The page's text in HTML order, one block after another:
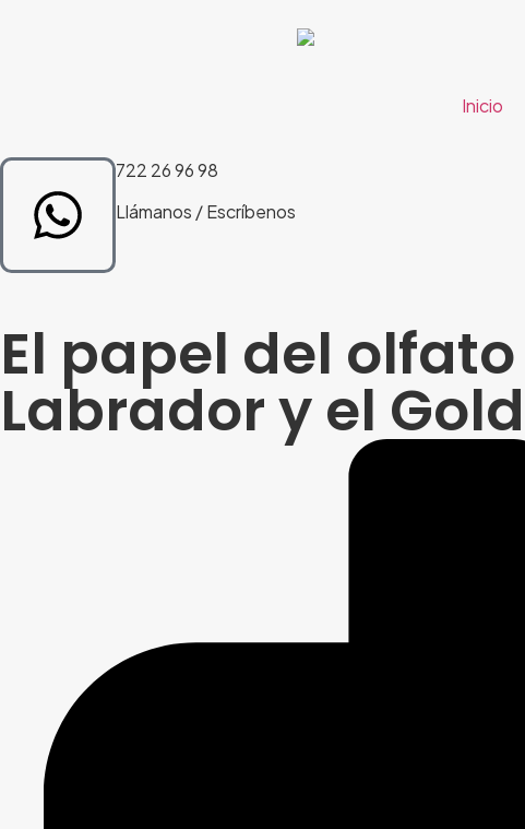
Inicio
722 26 96 98
Llámanos / Escríbenos
El papel del
Labrador y el